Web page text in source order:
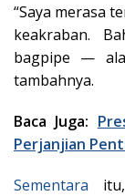
“Saya merasa
keakraban.
bagpipe —
tambahnya.
Baca Juga:
Perjanjian
Sementara